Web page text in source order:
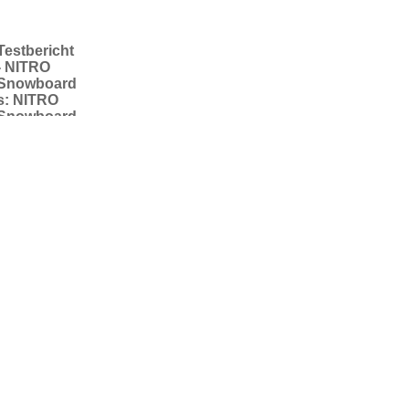
NITRO
NITRO